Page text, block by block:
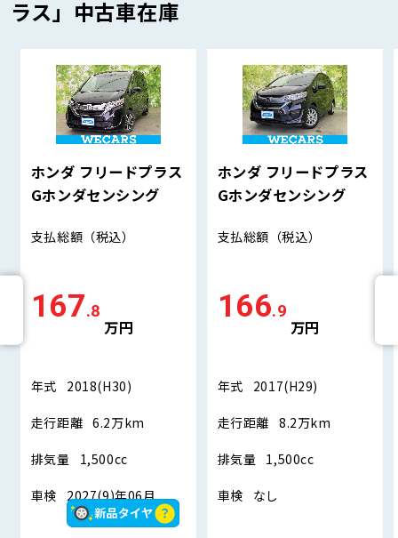
ラス」中古車在庫
ホンダ フリードプラス
Gホンダセンシング
支払総額 （税込）
167.8
万円
年式 2018(H30)
走行距離 6.2万km
排気量 1,500cc
車検 2027(9)年06月
ホンダ フリードプラス
Gホンダセンシング
支払総額 （税込）
166.9
万円
年式 2017(H29)
走行距離 8.2万km
排気量 1,500cc
車検 なし